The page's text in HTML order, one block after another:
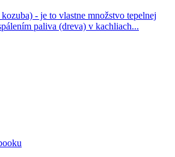
- je to vlastne množstvo tepelnej
paliva (dreva) v kachliach...